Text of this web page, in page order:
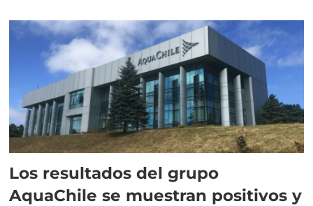
Los resultados del grupo
AquaChile se muestran positivos y